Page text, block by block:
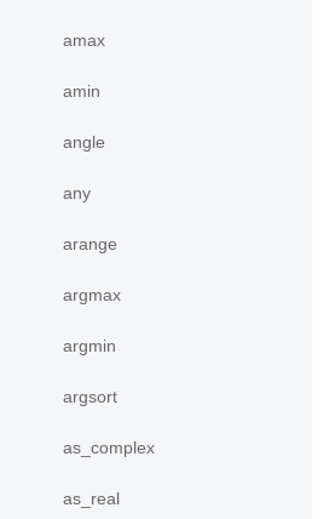
amax
amin
angle
any
arange
argmax
argmin
argsort
as_complex
as_real